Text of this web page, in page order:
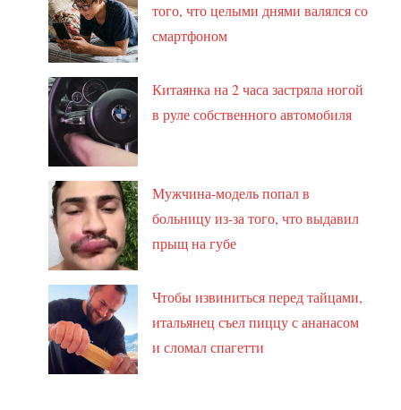
того, что целыми днями валялся со
смартфоном
Китаянка на 2 часа застряла ногой
в руле собственного автомобиля
Мужчина-модель попал в
больницу из-за того, что выдавил
прыщ на губе
Чтобы извиниться перед тайцами,
итальянец съел пиццу с ананасом
и сломал спагетти